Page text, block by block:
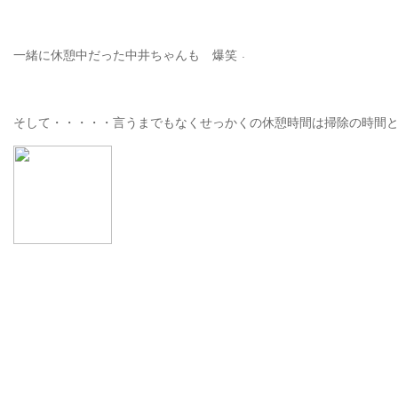
一緒に休憩中だった中井ちゃんも 爆笑
そして・・・・・言うまでもなくせっかくの休憩時間は掃除の時間